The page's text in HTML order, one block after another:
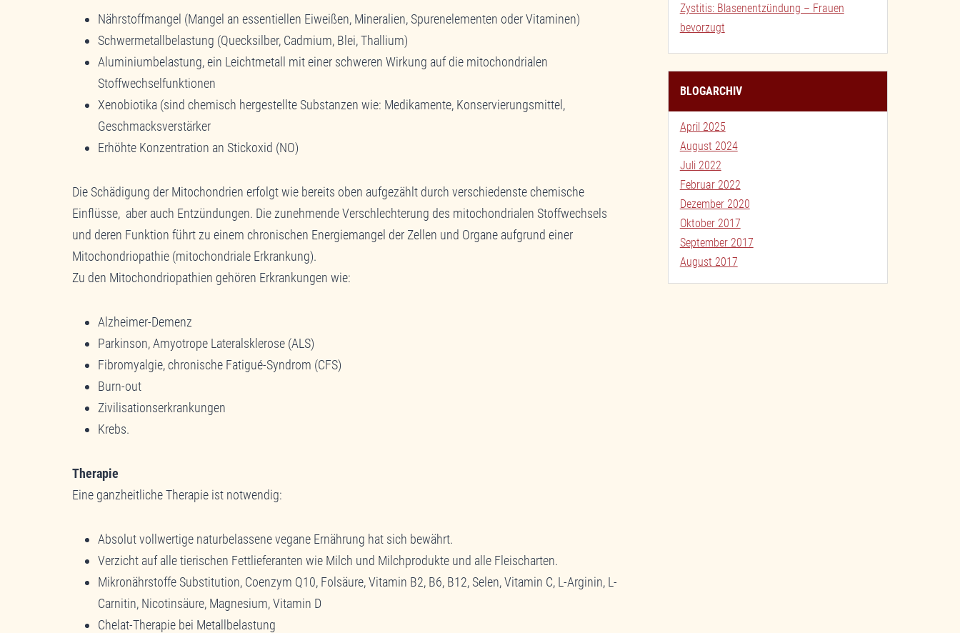
Nährstoffmangel (Mangel an essentiellen Eiweißen, Mineralien, Spurenelementen oder Vitaminen)
Schwermetallbelastung (Quecksilber, Cadmium, Blei, Thallium)
Aluminiumbelastung, ein Leichtmetall mit einer schweren Wirkung auf die mitochondrialen
Stoffwechselfunktionen
Xenobiotika (sind chemisch hergestellte Substanzen wie: Medikamente, Konservierungsmittel,
Geschmacksverstärker
Erhöhte Konzentration an Stickoxid (NO)
Die Schädigung der Mitochondrien erfolgt wie bereits oben aufgezählt durch verschiedenste chemische
Einflüsse, aber auch Entzündungen. Die zunehmende Verschlechterung des mitochondrialen Stoffwechsels
und deren Funktion führt zu einem chronischen Energiemangel der Zellen und Organe aufgrund einer
Mitochondriopathie (mitochondriale Erkrankung).
Zu den Mitochondriopathien gehören Erkrankungen wie:
Alzheimer-Demenz
Parkinson, Amyotrope Lateralsklerose (ALS)
Fibromyalgie, chronische Fatigué-Syndrom (CFS)
Burn-out
Zivilisationserkrankungen
Krebs.
Therapie
Eine ganzheitliche Therapie ist notwendig:
Absolut vollwertige naturbelassene vegane Ernährung hat sich bewährt.
Verzicht auf alle tierischen Fettlieferanten wie Milch und Milchprodukte und alle Fleischarten.
Mikronährstoffe Substitution, Coenzym Q10, Folsäure, Vitamin B2, B6, B12, Selen, Vitamin C, L-Arginin, L-
Carnitin, Nicotinsäure, Magnesium, Vitamin D
Chelat-Therapie bei Metallbelastung
Zystitis: Blasenentzündung – Frauen
bevorzugt
BLOGARCHIV
April 2025
August 2024
Juli 2022
Februar 2022
Dezember 2020
Oktober 2017
September 2017
August 2017